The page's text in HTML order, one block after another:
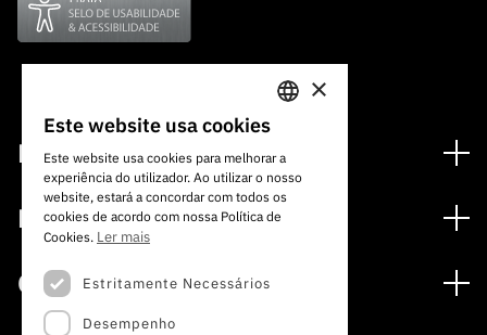
Financiamento
Programas de Financiamento
Internacional
Prémios
Media
Notas de Imprensa
Concursos
Concursos Abertos
PORTUGUESE
ENGLISH
×
Este website usa cookies
Este website usa cookies para melhorar a
experiência do utilizador. Ao utilizar o nosso
website, estará a concordar com todos os
cookies de acordo com nossa Política de
Cookies. Ler mais
Estritamente Necessários
Desempenho